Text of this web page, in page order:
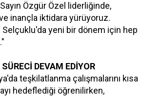
Özgür Özel liderliğinde,
inançla iktidara yürüyoruz.
Selçuklu'da yeni bir dönem için hep
DEVAM EDİYOR
teşkilatlanma çalışmalarını kısa
hedeflediği öğrenilirken,